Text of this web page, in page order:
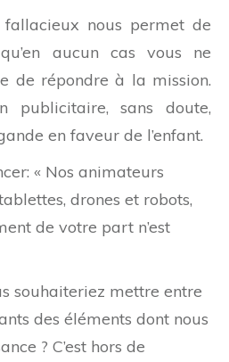
fallacieux nous permet de
aucun cas vous ne
de répondre à la mission.
publicitaire, sans doute,
en faveur de l’enfant.
« Nos animateurs
drones et robots,
de votre part n’est
souhaiteriez mettre entre
des éléments dont nous
? C’est hors de